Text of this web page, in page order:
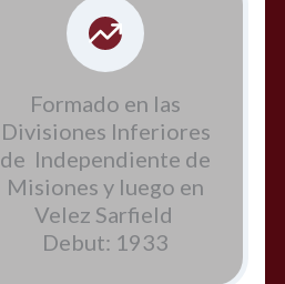
Formado en las
Divisiones Inferiores
de Independiente de
Misiones y luego en
Velez Sarfield
Debut: 1933